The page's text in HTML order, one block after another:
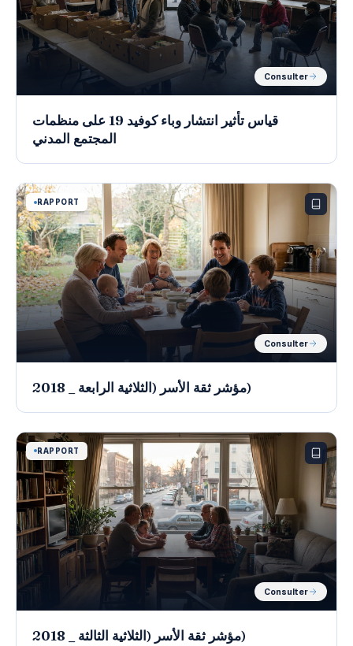
Consulter
قياس تأثير انتشار وباء كوفيد 19 على منظمات
المجتمع المدني
RAPPORT
Consulter
مؤشر ثقة الأسر (الثلاثية الرابعة _ 2018)
RAPPORT
Consulter
مؤشر ثقة الأسر (الثلاثية الثالثة _ 2018)